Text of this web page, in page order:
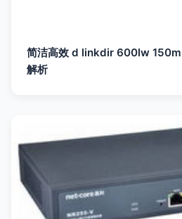
简洁高效 d linkdir 600lw 150m
解析